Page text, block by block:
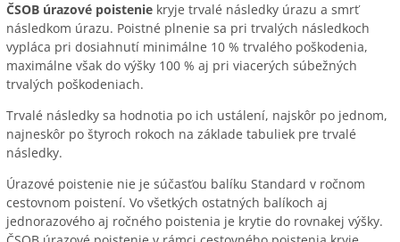
ČSOB úrazové poistenie kryje trvalé následky úrazu a smrť
následkom úrazu. Poistné plnenie sa pri trvalých následkoch
vypláca pri dosiahnutí minimálne 10 % trvalého poškodenia,
maximálne však do výšky 100 % aj pri viacerých súbežných
trvalých poškodeniach.
Trvalé následky sa hodnotia po ich ustálení, najskôr po jednom,
najneskôr po štyroch rokoch na základe tabuliek pre trvalé
následky.
Úrazové poistenie nie je súčasťou balíku Standard v ročnom
cestovnom poistení. Vo všetkých ostatných balíkoch aj
jednorazového aj ročného poistenia je krytie do rovnakej výšky.